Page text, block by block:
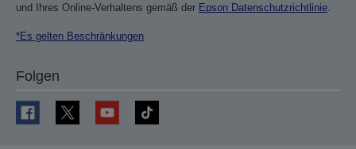
und Ihres Online-Verhaltens gemäß der Epson Datenschutzrichtlinie
*Es gelten Beschränkungen
Folgen